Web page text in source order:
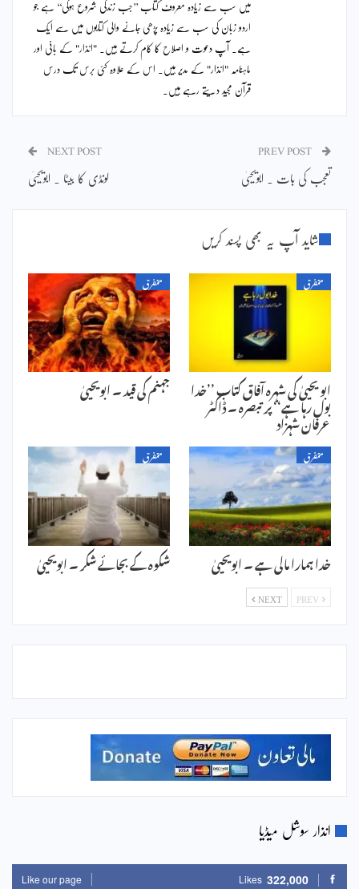
میں سب سے زیادہ معروف کتاب ’’جب زندگی شروع ہوگی‘‘ ہے جو
اردو زبان کی سب سے زیادہ پڑھی جانے والی کتابوں میں سے ایک
ہے۔ آپ دعوت و اصلاح کا کام کرتے ہیں۔ "انذار" کے بانی اور
ماہنامہ "انذار" کے مدیر ہیں۔ اس کے علاوہ کئی برس تک درس
قرآن مجید دیتے رہے ہیں۔
تعجب کی بات ۔ ابویحییٰ
NEXT POST
لونڈی کا بیٹا ۔ ابویحییٰ
شاید آپ یہ بھی پسند کریں
متفرق
ابو یحییٰ کی شہرہ آفاق کتاب ’’خدا
بول رہا ہے‘‘ پر تبصرہ ۔ ڈاکٹر
عرفان شہزاد
متفرق
جہنم کی قید ۔ ابویحییٰ
متفرق
خدا ہمارا مالی ہے ۔ ابویحییٰ
متفرق
شکوہ کے بجائے شکر ۔ ابویحییٰ
NEXT
انذار سوشل میڈیا
322,000
Likes
Like our page